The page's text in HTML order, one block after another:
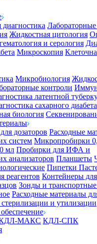
Жидкостная цитология
и серология
Микроскопия
Микробиология
контроли
латентной
сахарного диабета
биология
дозаторов Расходные
систем Микропробирки
мл Пробирки для ИФА и
анализаторов Планшеты
Пипетки
реагентов Контейнеры
Зонды и
Расходные материалы
и утилизации
МАКС КДЛ-СПК